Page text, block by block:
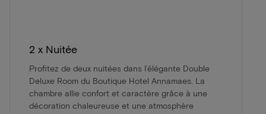
2 x Nuitée
Profitez de deux nuitées dans l’élégante Double
Deluxe Room du Boutique Hotel Annamaes. La
chambre allie confort et caractère grâce à une
décoration chaleureuse et une atmosphère